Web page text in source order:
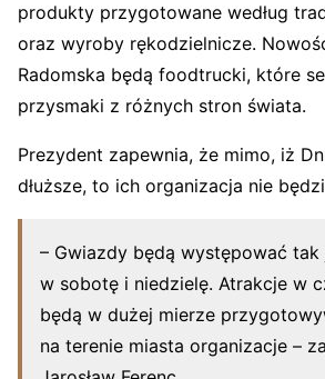
produkty przygotowane według
oraz wyroby rękodzielnicze.
Radomska będą foodtrucki, które
przysmaki z różnych stron świata.
Prezydent zapewnia, że mimo, iż
dłuższe, to ich organizacja nie
– Gwiazdy będą występować
w sobotę i niedzielę. Atrakcje w
będą w dużej mierze
na terenie miasta organizacje –